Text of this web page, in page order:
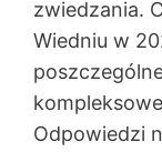
zwiedzania.
Wiedniu w
Odpowiedzi